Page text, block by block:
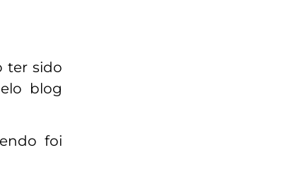
ter sido
blog
foi